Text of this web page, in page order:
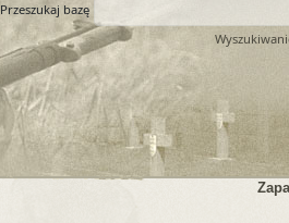
Przeszukaj bazę